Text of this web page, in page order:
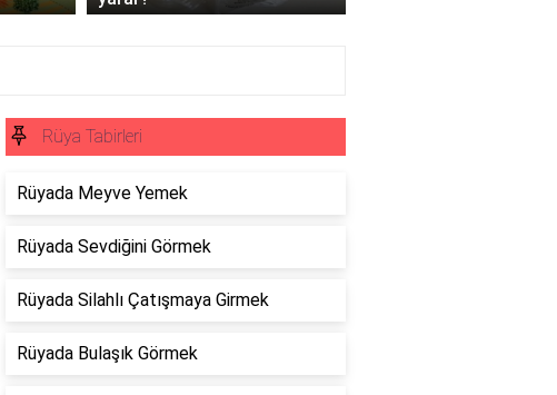
Rüya Tabirleri
Rüyada Meyve Yemek
Rüyada Sevdiğini Görmek
Rüyada Silahlı Çatışmaya Girmek
Rüyada Bulaşık Görmek